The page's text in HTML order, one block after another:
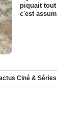
piquait tout
c'est
Ciné & Séries